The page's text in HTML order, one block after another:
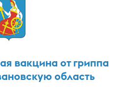
вакцина от гриппа
область